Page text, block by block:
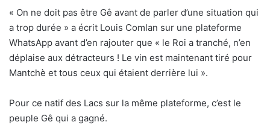
« On ne doit pas être Gê avant de parler d’une situation qui
a trop durée » a écrit Louis Comlan sur une plateforme
WhatsApp avant d’en rajouter que « le Roi a tranché, n’en
déplaise aux détracteurs ! Le vin est maintenant tiré pour
Mantchè et tous ceux qui étaient derrière lui ».
Pour ce natif des Lacs sur la même plateforme, c’est le
peuple Gê qui a gagné.